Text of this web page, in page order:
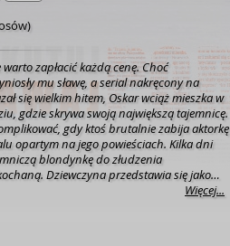
)
zapłacić każdą cenę. Choć
mu sławę, a serial nakręcony na
się wielkim hitem, Oskar wciąż mieszka w
gdzie skrywa swoją największą tajemnicę.
gdy ktoś brutalnie zabija aktorkę
opartym na jego powieściach. Kilka dni
blondynkę do złudzenia
Dziewczyna przedstawia się jako
odbicie miłości swojego życia.Więcej...